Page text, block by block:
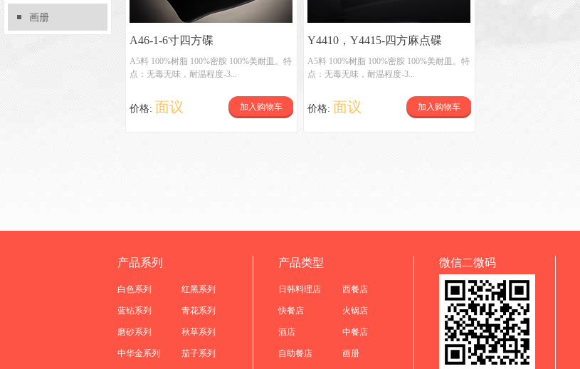
画册
A46-1-6寸四方碟
A5料 100%树脂 100%密胺 100%美耐皿。特
点：无毒无味，耐温程度-3...
价格: 面议 加入购物车
Y4410，Y4415-四方麻点碟
A5料 100%树脂 100%密胺 100%美耐皿。特
点：无毒无味，耐温程度-3...
价格: 面议 加入购物车
产品系列
白色系列 红黑系列
蓝钻系列 青花系列
磨砂系列 秋草系列
中华金系列 茄子系列
产品类型
日韩料理店 西餐店
快餐店 火锅店
酒店 中餐店
自助餐店 画册
微信二微码